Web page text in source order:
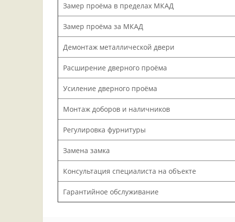
Замер проёма в пределах МКАД
Замер проёма за МКАД
Демонтаж металлической двери
Расширение дверного проёма
Усиление дверного проёма
Монтаж доборов и наличников
Регулировка фурнитуры
Замена замка
Консультация специалиста на объекте
Гарантийное обслуживание